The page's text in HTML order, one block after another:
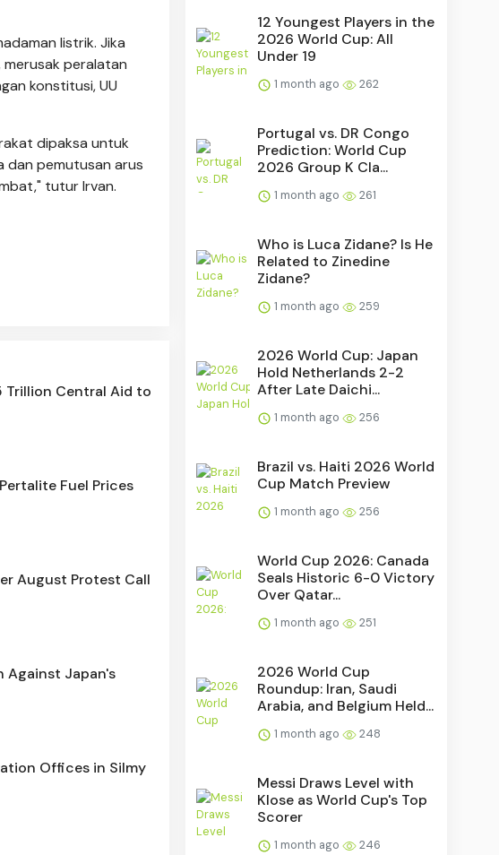
listrik. Jika
merusak peralatan
konstitusi, UU
dipaksa untuk
dan pemutusan arus
tutur Irvan.
Trillion Central Aid to
Fuel Prices
August Protest Call
Against Japan's
Offices in Silmy
12 Youngest Players in the
2026 World Cup: All
Under 19
1 month ago 262
Portugal vs. DR Congo
Prediction: World Cup
2026 Group K Cla...
1 month ago 261
Who is Luca Zidane? Is He
Related to Zinedine
Zidane?
1 month ago 259
2026 World Cup: Japan
Hold Netherlands 2-2
After Late Daichi...
1 month ago 256
Brazil vs. Haiti 2026 World
Cup Match Preview
1 month ago 256
World Cup 2026: Canada
Seals Historic 6-0 Victory
Over Qatar...
1 month ago 251
2026 World Cup
Roundup: Iran, Saudi
Arabia, and Belgium Held...
1 month ago 248
Messi Draws Level with
Klose as World Cup's Top
Scorer
1 month ago 246